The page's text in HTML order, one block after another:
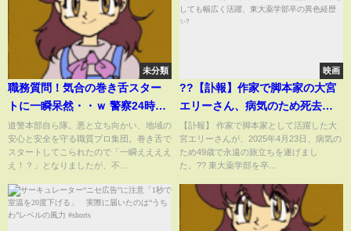
未分類
職務質問！気合の巻き舌スター
トに一瞬呆然・・ｗ 警察24時で
おなじみの職質部隊自ら隊
道警本部自ら隊。悪と立ち向かい、地域の
安心と安全を守る職質プロ集団。巻き舌で
スタートしてこられたので「一瞬ええええ
え！？」となりましたが、不...
映画
?️?【訃報】作家で脚本家の大宮
エリーさん、病気のため死去…
49歳??映画監督や画家としても
幅広く活躍、東大薬学部卒の異
色経歴✨?
【訃報】 作家で脚本家として活躍した大
宮エリーさんが、2025年4月23日、病気の
ため49歳で永遠の旅立ちを遂げまし
た。?? 東大薬学部を卒...